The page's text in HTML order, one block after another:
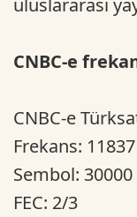
uluslararası
CNBC-e
CNBC-e
Frekans: 11837
Sembol: 30000
FEC: 2/3